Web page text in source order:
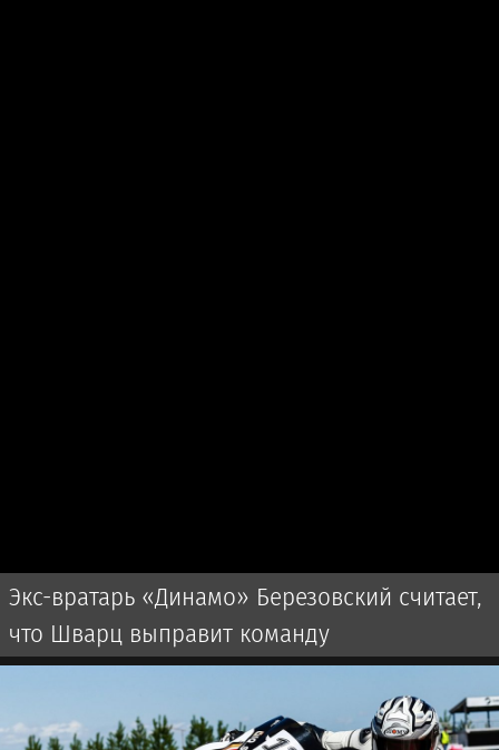
Экс-вратарь «Динамо» Березовский считает,
что Шварц выправит команду